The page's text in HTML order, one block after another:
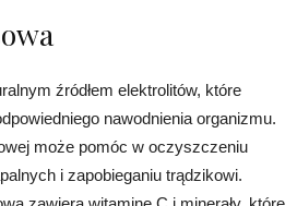
źródłem elektrolitów, które
nawodnienia organizmu.
może pomóc w oczyszczeniu
i zapobieganiu trądzikowi.